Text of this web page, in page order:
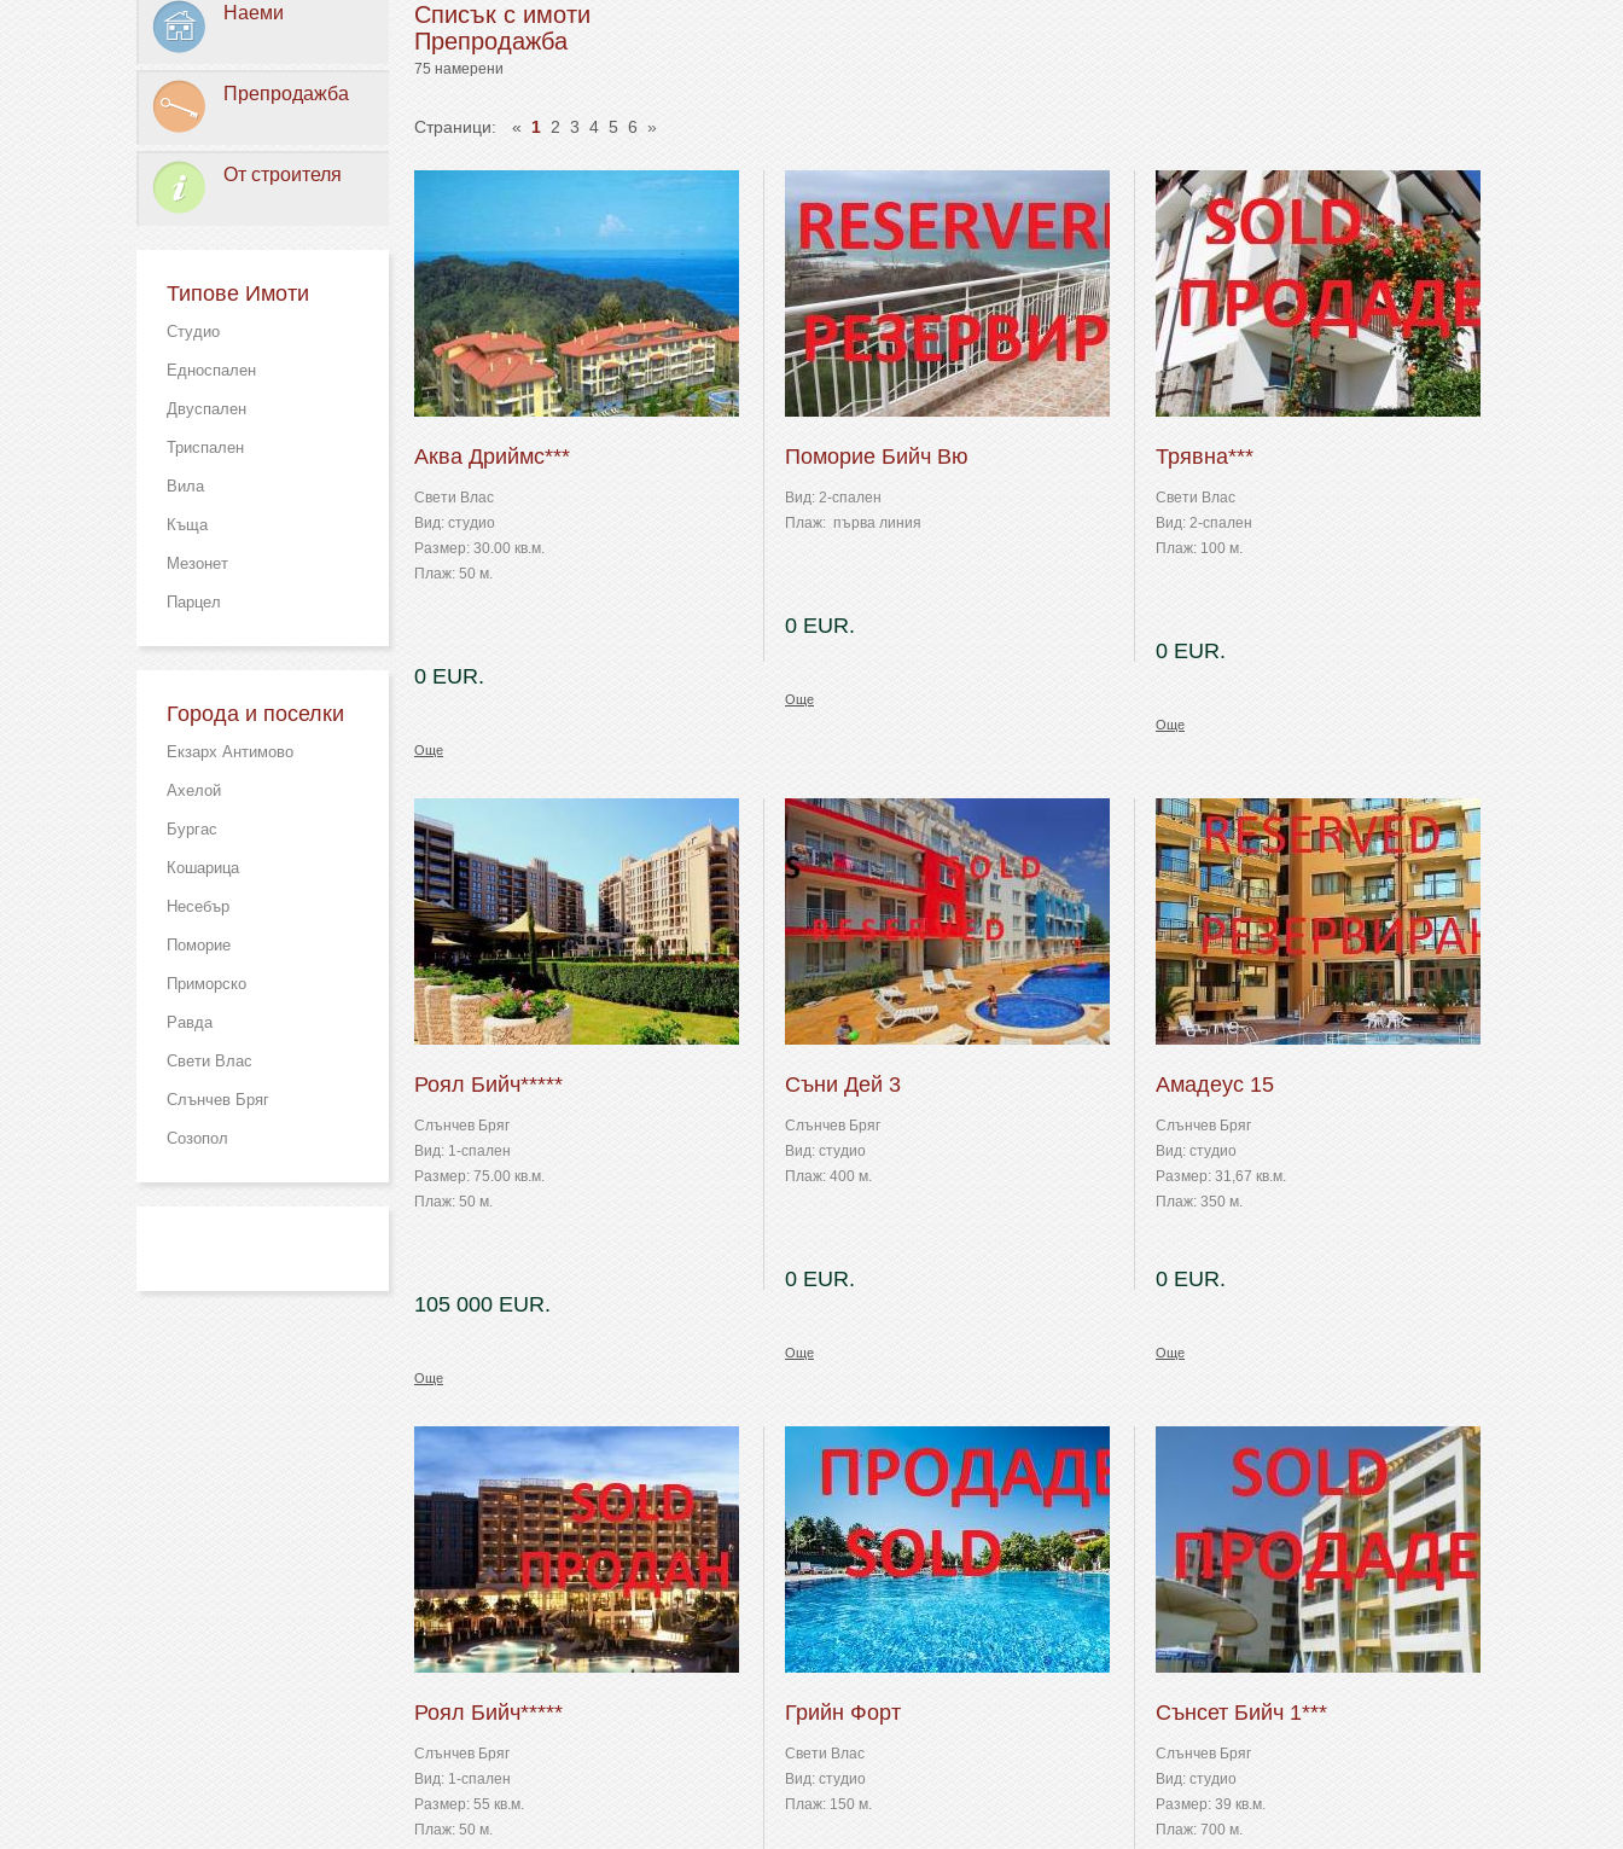
Наеми
Препродажба
От строителя
Типове Имоти
Студио
Едноспален
Двуспален
Триспален
Вила
Къща
Мезонет
Парцел
Города и поселки
Екзарх Антимово
Ахелой
Бургас
Кошарица
Несебър
Поморие
Приморско
Равда
Свети Влас
Слънчев Бряг
Созопол
Списък с имоти
Препродажба
75 намерени
Страници: « 1 2 3 4 5 6 »
Аква Дриймс***
Свети Влас
Вид: студио
Размер: 30.00 кв.м.
Плаж: 50 м.
0 EUR.
Още
Поморие Бийч Вю
Вид: 2-спален
Плаж: първа линия
0 EUR.
Още
Трявна***
Свети Влас
Вид: 2-спален
Плаж: 100 м.
0 EUR.
Още
Роял Бийч*****
Слънчев Бряг
Вид: 1-спален
Размер: 75.00 кв.м.
Плаж: 50 м.
105 000 EUR.
Още
Съни Дей 3
Слънчев Бряг
Вид: студио
Плаж: 400 м.
0 EUR.
Още
Амадеус 15
Слънчев Бряг
Вид: студио
Размер: 31,67 кв.м.
Плаж: 350 м.
0 EUR.
Още
Роял Бийч*****
Слънчев Бряг
Вид: 1-спален
Размер: 55 кв.м.
Плаж: 50 м.
Грийн Форт
Свети Влас
Вид: студио
Плаж: 150 м.
Сънсет Бийч 1***
Слънчев Бряг
Вид: студио
Размер: 39 кв.м.
Плаж: 700 м.